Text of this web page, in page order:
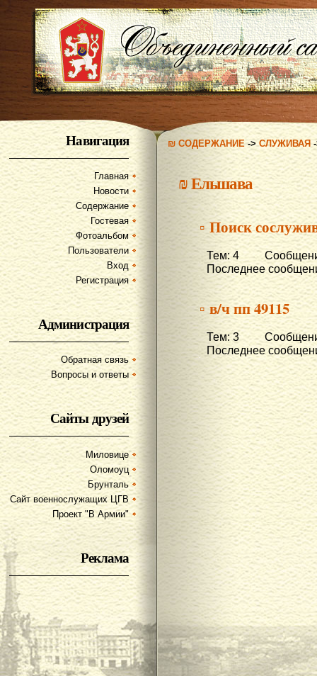
Навигация
Главная
Новости
Содержание
Гостевая
Фотоальбом
Пользователи
Вход
Регистрация
Администрация
Обратная связь
Вопросы и ответы
Сайты друзей
Миловице
Оломоуц
Брунталь
Сайт военнослужащих ЦГВ
Проект "В Армии"
Реклама
₪ СОДЕРЖАНИЕ->СЛУЖИВАЯ
₪Ельшава
▫ Поиск
Тем: 4
Последнее
▫ в/ч пп 49115
Тем: 3
Последнее